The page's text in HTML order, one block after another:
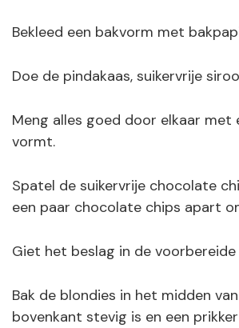
Bekleed een bakvorm met
Doe de pindakaas, suikervrije
Meng alles goed door elkaar
vormt.
Spatel de suikervrije chocolate
een paar chocolate chips apart
Giet het beslag in de
Bak de blondies in het midden
bovenkant stevig is en een